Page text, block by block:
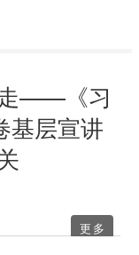
走——《习
基层宣讲
更多